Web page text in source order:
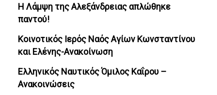
Η Λάμψη της Αλεξάνδρειας απλώθηκε
παντού!
Κοινοτικός Ιερός Ναός Αγίων Κωνσταντίνου
και Ελένης-Ανακοίνωση
Ελληνικός Ναυτικός Όμιλος Καΐρου –
Ανακοινώσεις